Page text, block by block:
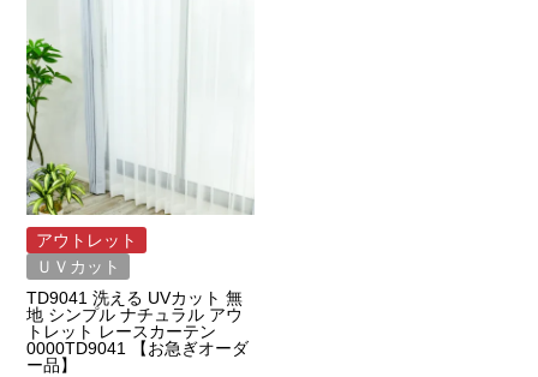
アウトレット
ＵＶカット
TD9041 洗える UVカット 無
地 シンプル ナチュラル アウ
トレット レースカーテン
0000TD9041 【お急ぎオーダ
ー品】